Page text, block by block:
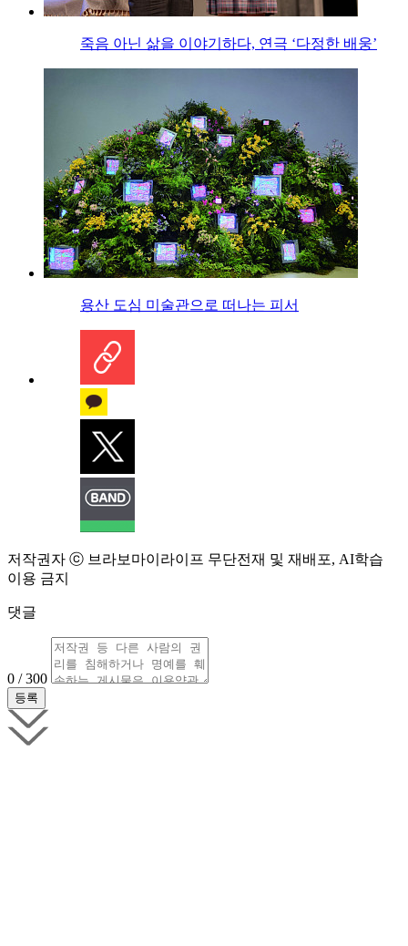
죽음 아닌 삶을 이야기하다, 연극 ‘다정한 배웅’
용산 도심 미술관으로 떠나는 피서
저작권자 ⓒ 브라보마이라이프 무단전재 및 재배포, AI학습
이용 금지
댓글
0 / 300